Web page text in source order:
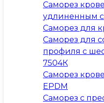
Саморез
удлиненным
Саморез для
Саморез для
профиля с
7504К
Саморез
EPDM
Саморез с